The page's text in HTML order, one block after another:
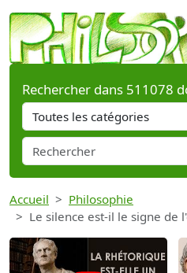
Rechercher dans 511078
Accueil
Philosophie
Le silence est-il le signe de